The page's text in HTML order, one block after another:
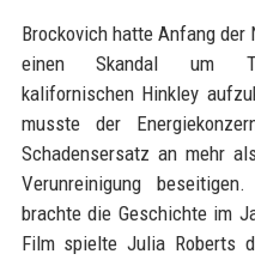
Brockovich hatte Anfang der
einen Skandal um
kalifornischen Hinkley
musste der
Schadensersatz an mehr
Verunreinigung
brachte die Geschichte im
Film spielte Julia Roberts